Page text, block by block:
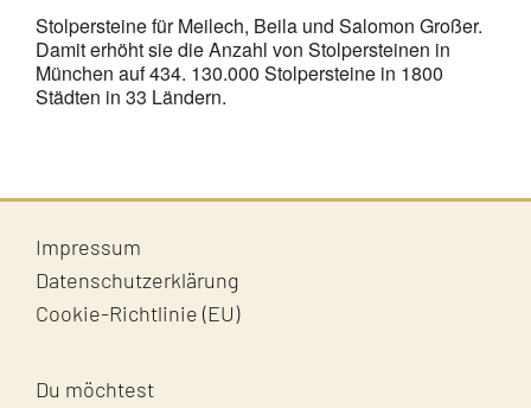
Termine
Über uns
Unterstützen
Stolpersteine für Meilech, Beila und Salomon Großer.
Damit erhöht sie die Anzahl von Stolpersteinen in
München auf 434. 130.000 Stolpersteine in 1800
Städten in 33 Ländern.
Impressum
Datenschutzerklärung
Cookie-Richtlinie (EU)
Du möchtest